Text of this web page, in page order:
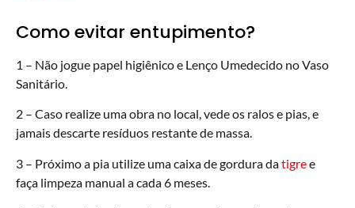
Como evitar entupimento?
1 – Não jogue papel higiênico e Lenço Umedecido no Vaso
Sanitário.
2 – Caso realize uma obra no local, vede os ralos e pias, e
jamais descarte resíduos restante de massa.
3 – Próximo a pia utilize uma caixa de gordura datigree
faça limpeza manual a cada 6 meses.